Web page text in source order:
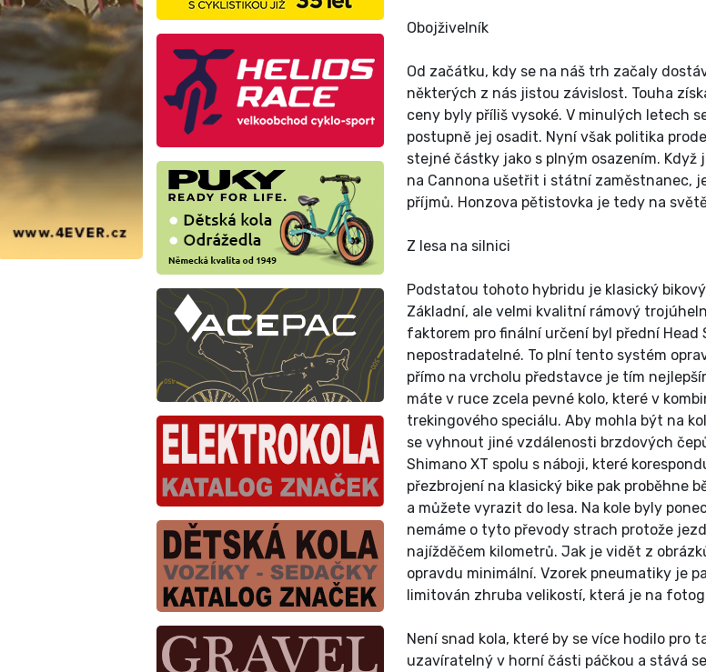
Obojživelník
Od začátku, kdy se na náš trh začaly
některých z nás jistou závislost. Touha
ceny byly příliš vysoké. V minulých letech
postupně jej osadit. Nyní však politika
stejné částky jako s plným osazením.
na Cannona ušetřit i státní zaměstnanec,
příjmů. Honzova pětistovka je tedy na
Z lesa na silnici
Podstatou tohoto hybridu je klasický
Základní, ale velmi kvalitní rámový
faktorem pro finální určení byl přední Head
nepostradatelné. To plní tento systém
přímo na vrcholu představce je tím
máte v ruce zcela pevné kolo, které v
trekingového speciálu. Aby mohla být na
se vyhnout jiné vzdálenosti brzdových
Shimano XT spolu s náboji, které
přezbrojení na klasický bike pak proběhne
a můžete vyrazit do lesa. Na kole byly
nemáme o tyto převody strach protože
najížděčem kilometrů. Jak je vidět z
opravdu minimální. Vzorek pneumatiky je
limitován zhruba velikostí, která je na
Není snad kola, které by se více hodilo pro
uzavíratelný v horní části páčkou a stává